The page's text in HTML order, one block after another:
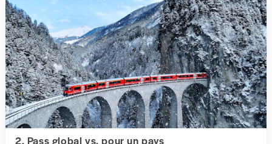
2. Pass global vs. pour un pays